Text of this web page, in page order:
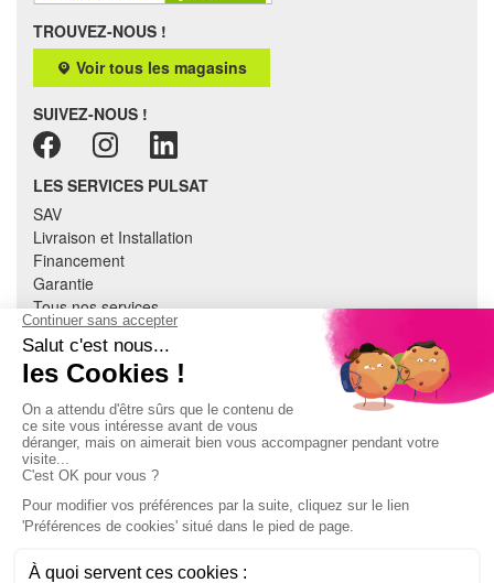
TROUVEZ-NOUS !
Voir tous les magasins
SUIVEZ-NOUS !
LES SERVICES PULSAT
SAV
Livraison et Installation
Financement
Garantie
Tous nos services
Recyclage
Assistance et conseils
Cuisine équipée
Nous contacter
Mon compte
À PROPOS
CGV
Mentions légales
Données personnelles